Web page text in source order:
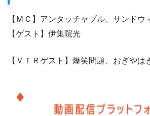
【ＭＣ】アンタッチャブル、サンドウ
【ゲスト】伊集院光
【ＶＴＲゲスト】爆笑問題、おぎやは